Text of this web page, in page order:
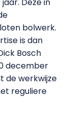
bolwerk.
is dan
Bosch
december
de werkwijze
reguliere